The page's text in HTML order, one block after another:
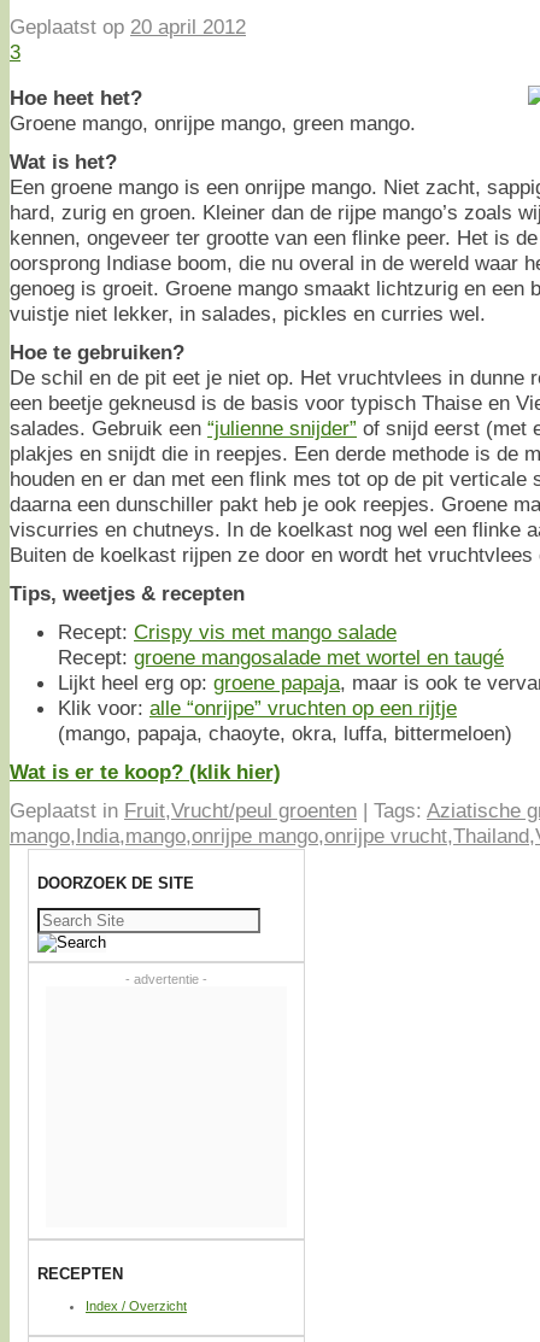
Geplaatst op 20 april 2012
3
Hoe heet het?
Groene mango, onrijpe mango, green mango.
Wat is het?
Een groene mango is een onrijpe mango. Niet zacht,
hard, zurig en groen. Kleiner dan de rijpe mango’s zoals
kennen, ongeveer ter grootte van een flinke peer. Het is
oorsprong Indiase boom, die nu overal in de wereld waar
genoeg is groeit. Groene mango smaakt lichtzurig en een
vuistje niet lekker, in salades, pickles en curries wel.
Hoe te gebruiken?
De schil en de pit eet je niet op. Het vruchtvlees in dunne
een beetje gekneusd is de basis voor typisch Thaise en
salades. Gebruik een “julienne snijder” of snijd eerst (met
plakjes en snijdt die in reepjes. Een derde methode is de
houden en er dan met een flink mes tot op de pit verticale
daarna een dunschiller pakt heb je ook reepjes. Groene
viscurries en chutneys. In de koelkast nog wel een flinke
Buiten de koelkast rijpen ze door en wordt het vruchtvlees
Tips, weetjes & recepten
Recept: Crispy vis met mango salade
Recept: groene mangosalade met wortel en taugé
Lijkt heel erg op: groene papaja, maar is ook te
Klik voor: alle “onrijpe” vruchten op een rijtje
(mango, papaja, chaoyte, okra, luffa, bittermeloen)
Wat is er te koop? (klik hier)
Geplaatst in Fruit,Vrucht/peul groenten | Tags: Aziatische
mango,India,mango,onrijpe mango,onrijpe vrucht,Thailand,
DOORZOEK DE SITE
Zoeken
naar:
- advertentie -
RECEPTEN
Index / Overzicht